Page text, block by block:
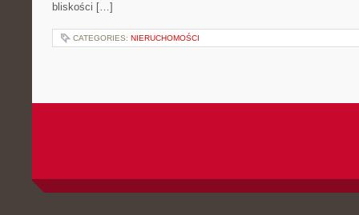
bliskości […]
CATEGORIES: NIERUCHOMOŚCI